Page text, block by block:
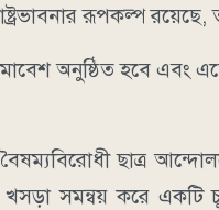
রূপকল্প
অনুষ্ঠিত হবে এবং
ছাত্র
সমন্বয় করে একটি